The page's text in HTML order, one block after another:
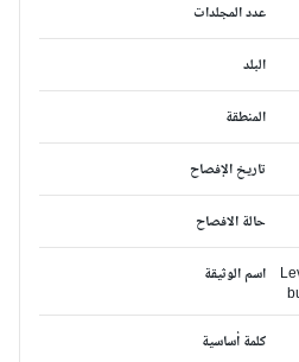
عدد المجلدات
البلد
المنطقة
تاريخ الإفصاح
حالة الافصاح
اسم الوثيقة
كلمة أساسية